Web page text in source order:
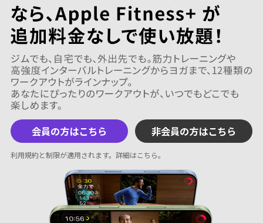
会員の方はこちら 非会員の方はこちら
利用規約と制限が適用されます。 詳細はこちら。